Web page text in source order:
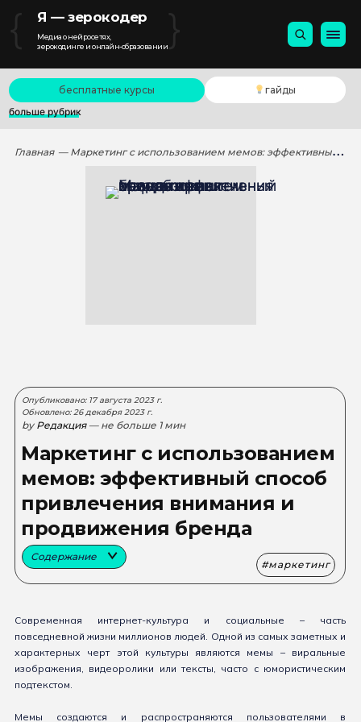
{ Я — зерокодер
Медиа о нейросетях,
зерокодинге и онлайн-образовании}
бесплатные курсы
гайды
больше рубрик
Главная — Маркетинг с использованием мемов: эффективный способ привлечения внимания и продвижения бренда
Опубликовано: 17 августа 2023 г.
Обновлено: 26 декабря 2023 г.
by Редакция — не больше 1 мин
Маркетинг с использованием
мемов: эффективный способ
привлечения внимания и
продвижения бренда
Содержание
маркетинг
Современная интернет-культура и социальные – часть
повседневной жизни миллионов людей. Одной из самых заметных и
характерных черт этой культуры являются мемы – виральные
изображения, видеоролики или тексты, часто с юмористическим
подтекстом.
Мемы создаются и распространяются пользователями в